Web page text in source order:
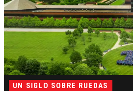
UN SIGLO SOBRE RUEDAS